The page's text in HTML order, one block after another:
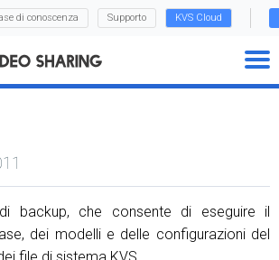
di conoscenza Supporto KVS Cloud
backup, che consente di eseguire il
dei modelli e delle configurazioni del